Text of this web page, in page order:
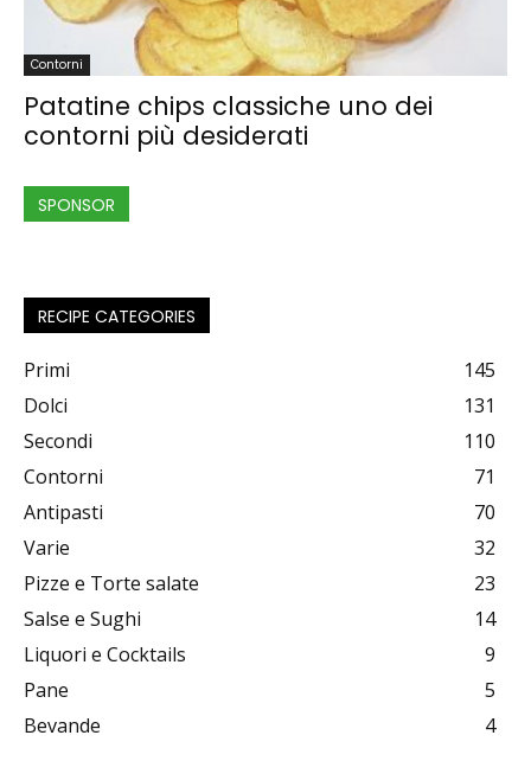
Contorni
Patatine chips classiche uno dei
contorni più desiderati
SPONSOR
RECIPE CATEGORIES
Primi
145
Dolci
131
Secondi
110
Contorni
71
Antipasti
70
Varie
32
Pizze e Torte salate
23
Salse e Sughi
14
Liquori e Cocktails
9
Pane
5
Bevande
4